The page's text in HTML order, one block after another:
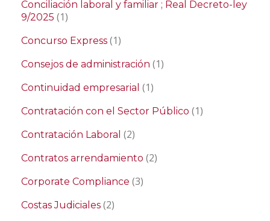
Conciliación laboral y familiar ; Real Decreto-ley
9/2025 (1)
Concurso Express (1)
Consejos de administración (1)
Continuidad empresarial (1)
Contratación con el Sector Público (1)
Contratación Laboral (2)
Contratos arrendamiento (2)
Corporate Compliance (3)
Costas Judiciales (2)